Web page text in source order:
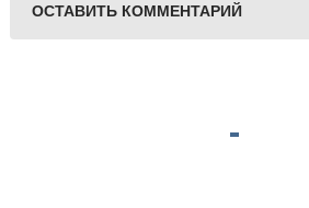
ОСТАВИТЬ КОММЕНТАРИЙ